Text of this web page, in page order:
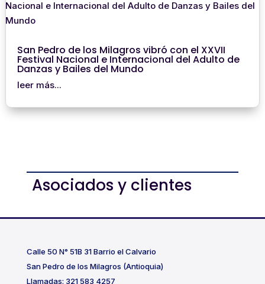
San Pedro de los Milagros vibró con el XXVII
Festival Nacional e Internacional del Adulto de
Danzas y Bailes del Mundo
leer más...
Asociados y clientes
Calle 50 N° 51B 31 Barrio el Calvario
San Pedro de los Milagros (Antioquia)
Llamadas: 321 583 4257